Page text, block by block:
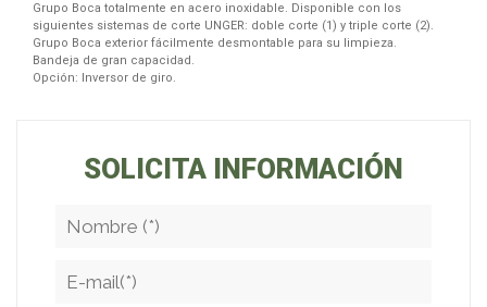
Grupo Boca totalmente en acero inoxidable. Disponible con los
siguientes sistemas de corte UNGER: doble corte (1) y triple corte (2).
Grupo Boca exterior fácilmente desmontable para su limpieza.
Bandeja de gran capacidad.
Opción: Inversor de giro.
SOLICITA INFORMACIÓN